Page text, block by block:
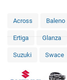
Across Baleno
Ertiga Glanza
Suzuki Swace